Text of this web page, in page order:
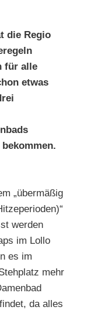
die Regio
für alle
etwas
„übermäßig
werden
im Lollo
es im
mehr
da alles